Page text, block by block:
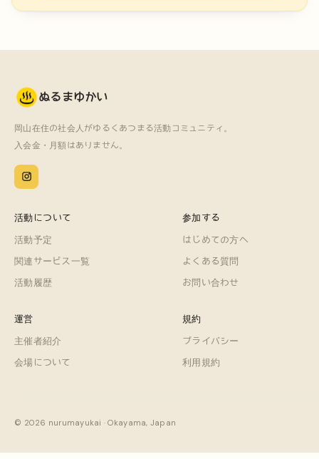
ぬるまゆかい
岡山在住の社会人がゆるくあつまる活動コミュニティ。
入会金・月額はありません。
活動について
活動予定
関連サービス一覧
活動履歴
参加する
はじめての方へ
よくある質問
お問い合わせ
運営
主催者紹介
会場について
規約
プライバシー
利用規約
© 2026 nurumayukai · Okayama, Japan